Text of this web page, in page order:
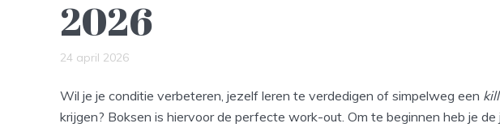
2026
24 april 2026
Wil je je conditie verbeteren, jezelf leren te verdedigen of simpelweg een
krijgen? Boksen is hiervoor de perfecte work-out. Om te beginnen heb je de